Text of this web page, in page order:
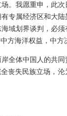
。我愿重申，此
专属经济区和大
域划界谈判，必
方海洋权益，中方
全体中国人的共
丧失民族立场，